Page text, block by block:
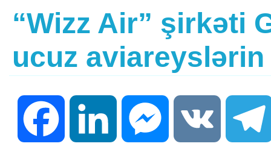
“Wizz Air” şirkəti
ucuz aviareyslərin
Facebook LinkedIn Messenger VK